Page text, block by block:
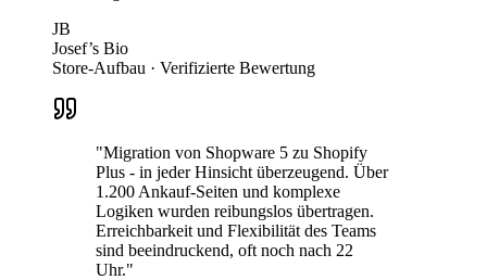
JB
Josef’s Bio
Store-Aufbau · Verifizierte Bewertung
"Migration von Shopware 5 zu Shopify
Plus - in jeder Hinsicht überzeugend. Über
1.200 Ankauf-Seiten und komplexe
Logiken wurden reibungslos übertragen.
Erreichbarkeit und Flexibilität des Teams
sind beeindruckend, oft noch nach 22
Uhr."